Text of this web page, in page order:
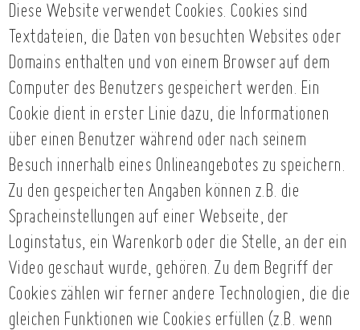
Diese Website verwendet Cookies. Cookies sind
Textdateien, die Daten von besuchten Websites oder
Domains enthalten und von einem Browser auf dem
Computer des Benutzers gespeichert werden. Ein
Cookie dient in erster Linie dazu, die Informationen
über einen Benutzer während oder nach seinem
Besuch innerhalb eines Onlineangebotes zu speichern.
Zu den gespeicherten Angaben können z.B. die
Spracheinstellungen auf einer Webseite, der
Loginstatus, ein Warenkorb oder die Stelle, an der ein
Video geschaut wurde, gehören. Zu dem Begriff der
Cookies zählen wir ferner andere Technologien, die die
gleichen Funktionen wie Cookies erfüllen (z.B. wenn